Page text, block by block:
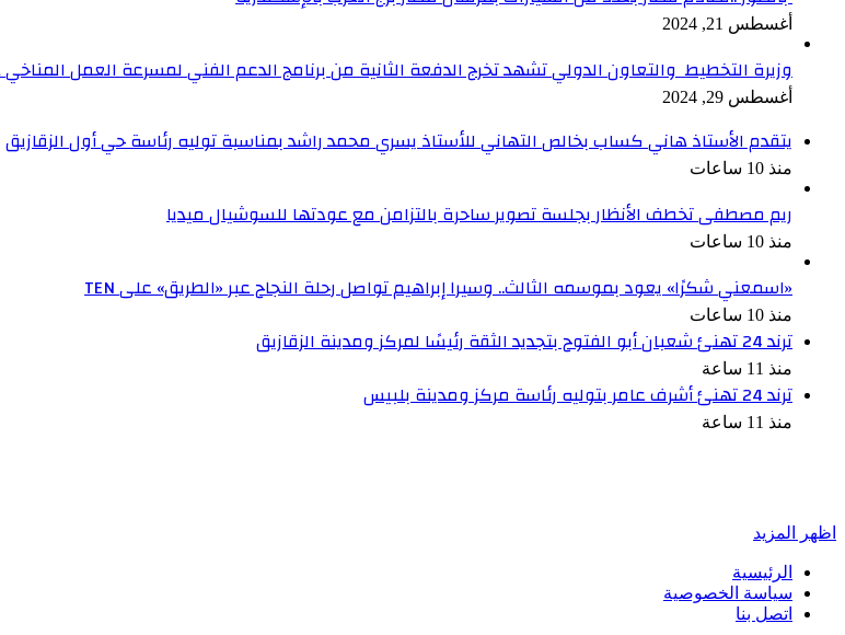
أغسطس 21, 2024
وزيرة التخطيط والتعاون الدولي تشهد تخرج الدفعة الثانية من برنامج الدعم الفني لمسرعة العمل المناخي CFA بالتعاون مع المملكة المتحدة
أغسطس 29, 2024
​يتقدم الأستاذ هاني كساب بخالص التهاني للأستاذ يسري محمد راشد بمناسبة توليه رئاسة حي أول الزقازيق
منذ 10 ساعات
ريم مصطفى تخطف الأنظار بجلسة تصوير ساحرة بالتزامن مع عودتها للسوشيال ميديا
منذ 10 ساعات
«اسمعني شكرًا» يعود بموسمه الثالث.. وسيرا إبراهيم تواصل رحلة النجاح عبر «الطريق» على TEN
منذ 10 ساعات
ترند 24 تهنئ شعبان أبو الفتوح بتجديد الثقة رئيسًا لمركز ومدينة الزقازيق
منذ 11 ساعة
ترند 24 تهنئ أشرف عامر بتوليه رئاسة مركز ومدينة بلبيس
منذ 11 ساعة
اظهر المزيد
الرئيسية
سياسة الخصوصية
اتصل بنا